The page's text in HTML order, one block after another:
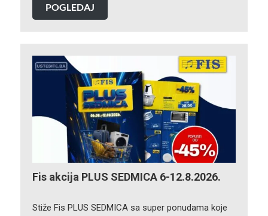
POGLEDAJ
Fis akcija PLUS SEDMICA 6-12.8.2026.
Stiže Fis PLUS SEDMICA sa super ponudama koje